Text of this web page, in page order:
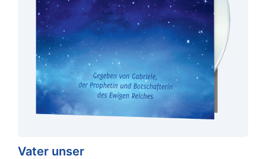
Vater unser